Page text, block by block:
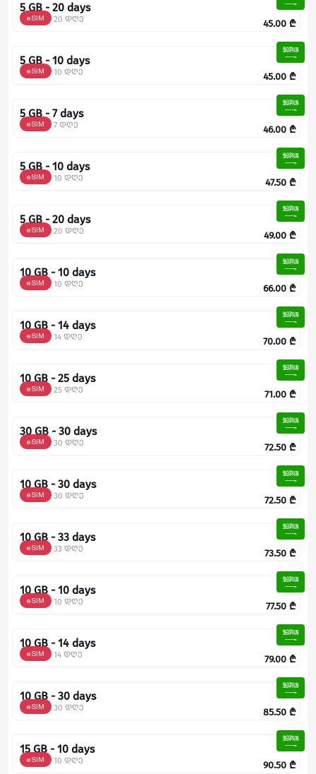
5 GB - 20 days
eSIM 20 დღე 45.00 ₾
5 GB - 10 days
eSIM 10 დღე 45.00 ₾
5 GB - 7 days
eSIM 7 დღე 46.00 ₾
5 GB - 10 days
eSIM 10 დღე 47.50 ₾
5 GB - 20 days
eSIM 20 დღე 49.00 ₾
10 GB - 10 days
eSIM 10 დღე 66.00 ₾
10 GB - 14 days
eSIM 14 დღე 70.00 ₾
10 GB - 25 days
eSIM 25 დღე 71.00 ₾
30 GB - 30 days
eSIM 30 დღე 72.50 ₾
10 GB - 30 days
eSIM 30 დღე 72.50 ₾
10 GB - 33 days
eSIM 33 დღე 73.50 ₾
10 GB - 10 days
eSIM 10 დღე 77.50 ₾
10 GB - 14 days
eSIM 14 დღე 79.00 ₾
10 GB - 30 days
eSIM 30 დღე 85.50 ₾
15 GB - 10 days
eSIM 10 დღე 90.50 ₾